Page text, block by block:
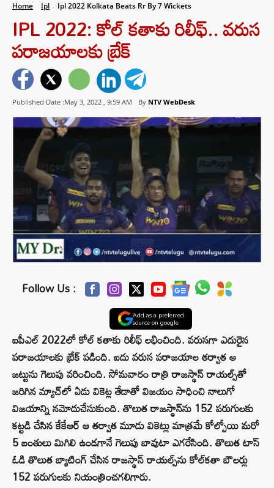
Home Ipl Ipl 2022 Kolkata Beats Rr By 7 Wickets
IPL 2022: కోల్ కతాకు రిలీఫ్.. వరుస
పరాజయాలకు బ్రేక్
Published Date :May 3, 2022 , 9:59 AM By NTV WebDesk
Follow Us :
Add as a preferred
source on google
ఐపీఎల్ 2022లో కోల్ కతాకు రిలీఫ్ లభించింది. వరుసగా ఎదురైన
పరాజయాలకు బ్రేక్ పడింది. ఐదు వరుస పరాజయాల తర్వాత ఆ
జట్టును గెలుపు వరించింది. సోమవారం రాత్రి రాజస్థాన్ రాయల్స్‌తో
జరిగిన మ్యాచ్‌లో ఏడు వికెట్ల తేడాతో విజయం సాధించి నాలుగో
విజయాన్ని నమోదుచేసుకుంది. తొలుత రాజస్థాన్‌ను 152 పరుగులకు
కట్టడి చేసిన కేకేఆర్ ఆ తర్వాత మూడు వికెట్లు మాత్రమే కోల్పోయి మరో
5 బంతులు మిగిలి ఉండగానే గెలుపు బావుటా ఎగరేసింది. తొలుత టాస్
ఓడి తొలుత బ్యాటింగ్ చేసిన రాజస్థాన్ రాయల్స్‌ను కోల్‌కతా బౌలర్లు
152 పరుగులకు నియంత్రించగలిగారు.